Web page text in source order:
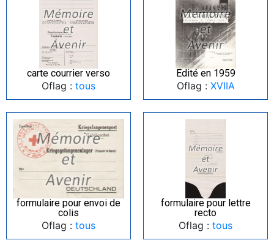
carte courrier verso
Oflag : tous
Edité en 1959
Oflag : XVIIA
formulaire pour envoi de
colis
Oflag : tous
formulaire pour lettre
recto
Oflag : tous